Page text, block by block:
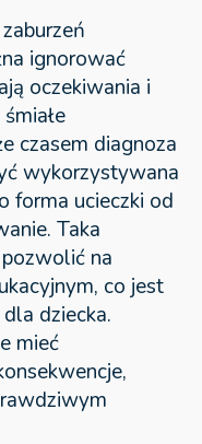
ignorować
oczekiwania i
czasem diagnoza
wykorzystywana
forma ucieczki od
Taka
na
co jest
dziecka.
mieć